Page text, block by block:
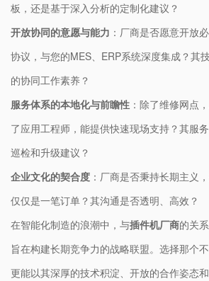
板，还是基于深入分析的定制化建议？
开放协同的意愿与能力 ：厂商是否愿意开放
协议，与您的MES、ERP系统深度集成？其
的协同工作素养？
服务体系的本地化与前瞻性 ：除了维修网点
了应用工程师，能提供快速现场支持？其服
巡检和升级建议？
企业文化的契合度 ：厂商是否秉持长期主义
仅仅是一笔订单？其沟通是否透明、高效？
在智能化制造的浪潮中，与插件机厂商的关
旨在构建长期竞争力的战略联盟。选择那个
更能以其深厚的技术积淀、开放的合作姿态